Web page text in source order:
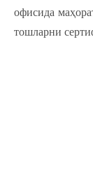
офисида
тошларни